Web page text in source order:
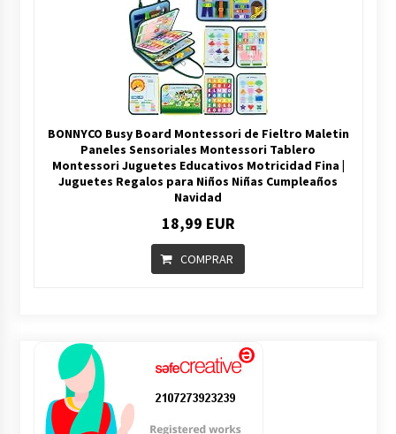
BONNYCO Busy Board Montessori de Fieltro Maletin
Paneles Sensoriales Montessori Tablero
Montessori Juguetes Educativos Motricidad Fina |
Juguetes Regalos para Niños Niñas Cumpleaños
Navidad
18,99 EUR
COMPRAR